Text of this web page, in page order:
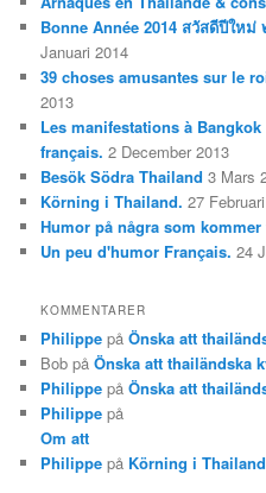
Bonne Année 2014 สวัสดีปีให
Januari 2014
39 choses amusantes sur le
2013
Les manifestations à
français. 2 December 2013
Besök Södra Thailand 3 Mars
Körning i Thailand. 27
Humor på några som
Un peu d'humor Français. 24
KOMMENTARER
Philippe påÖnska att
Bob påÖnska att thailändska
Philippe påÖnska att
Philippe på
Om att
Philippe på Körning i